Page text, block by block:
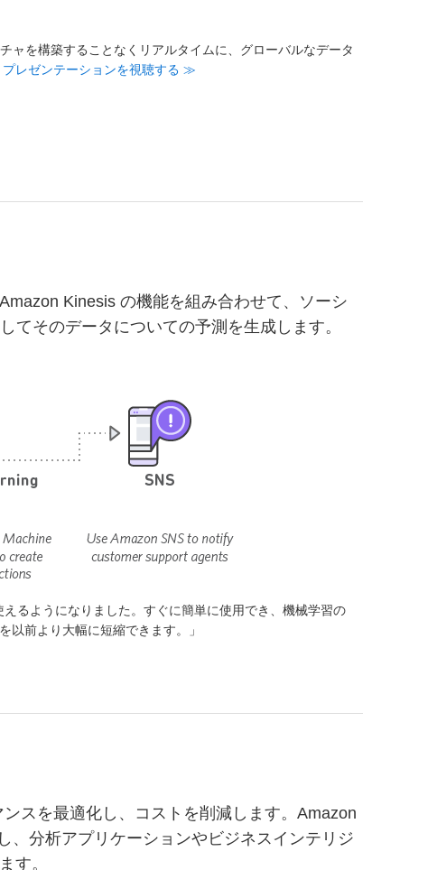
ャを構築することなくリアルタイムに、グローバルなデータ
レゼンテーションを視聴する ≫
Kinesis の機能を組み合わせて、ソーシ
そのデータについての予測を生成します。
るようになりました。すぐに簡単に使用でき、機械学習の
以前より大幅に短縮できます。」
スを最適化し、コストを削減します。Amazon
、分析アプリケーションやビジネスインテリジ
す。